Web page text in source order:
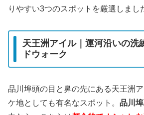
りやすい3つのスポットを厳選しまし
天王洲アイル｜運河沿いの洗
ドウォーク
品川埠頭の目と鼻の先にある天王洲
ケ地としても有名なスポット。 品川